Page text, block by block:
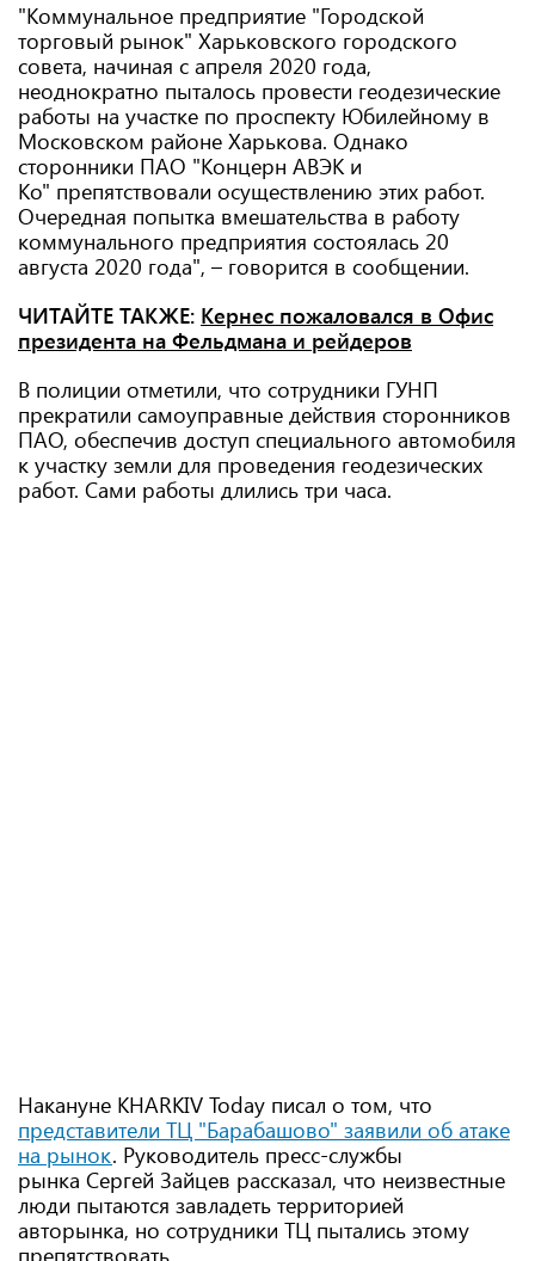
"Коммунальное предприятие "Городской
торговый рынок" Харьковского городского
совета, начиная с апреля 2020 года,
неоднократно пыталось провести геодезические
работы на участке по проспекту Юбилейному в
Московском районе Харькова. Однако
сторонники ПАО "Концерн АВЭК и
Ко" препятствовали осуществлению этих работ.
Очередная попытка вмешательства в работу
коммунального предприятия состоялась 20
августа 2020 года", – говорится в сообщении.
ЧИТАЙТЕ ТАКЖЕ: Кернес пожаловался в Офис
президента на Фельдмана и рейдеров
В полиции отметили, что сотрудники ГУНП
прекратили самоуправные действия сторонников
ПАО, обеспечив доступ специального автомобиля
к участку земли для проведения геодезических
работ. Сами работы длились три часа.
Накануне KHARKIV Today писал о том, что
представители ТЦ "Барабашово" заявили об атаке
на рынок. Руководитель пресс-службы
рынка Сергей Зайцев рассказал, что неизвестные
люди пытаются завладеть территорией
авторынка, но сотрудники ТЦ пытались этому
препятствовать.